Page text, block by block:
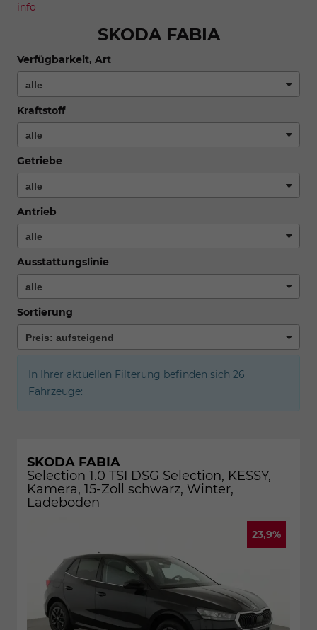
info
SKODA FABIA
Verfügbarkeit, Art
Kraftstoff
Getriebe
Antrieb
Ausstattungslinie
Sortierung
In Ihrer aktuellen Filterung befinden sich 26
Fahrzeuge:
SKODA FABIA
Selection 1.0 TSI DSG Selection, KESSY,
Kamera, 15-Zoll schwarz, Winter,
Ladeboden
23,9%